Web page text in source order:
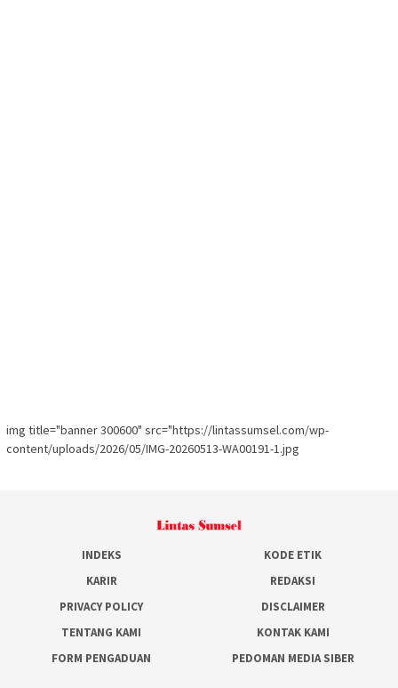
img title="banner 300600" src="https://lintassumsel.com/wp-
content/uploads/2026/05/IMG-20260513-WA00191-1.jpg
INDEKS
KODE ETIK
KARIR
REDAKSI
PRIVACY POLICY
DISCLAIMER
TENTANG KAMI
KONTAK KAMI
FORM PENGADUAN
PEDOMAN MEDIA SIBER